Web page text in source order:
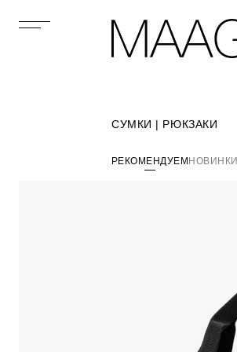
СУМКИ | РЮКЗАКИ
РЕКОМЕНДУЕМ НОВИНКИ